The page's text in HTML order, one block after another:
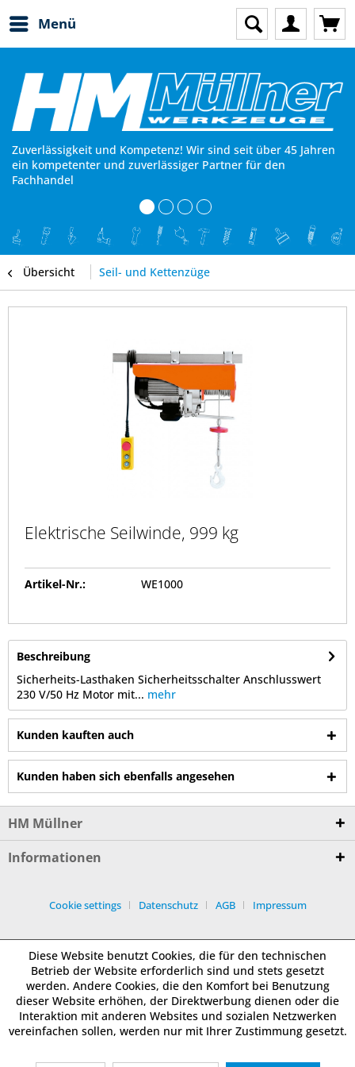
Menü
Zuverlässigkeit und Kompetenz! Wir sind seit über 45 Jahren
ein kompetenter und zuverlässiger Partner für den
Fachhandel
Übersicht Seil- und Kettenzüge
Elektrische Seilwinde, 999 kg
Artikel-Nr.: WE1000
Beschreibung
Sicherheits-Lasthaken Sicherheitsschalter Anschlusswert
230 V/50 Hz Motor mit... mehr
Kunden kauften auch
Kunden haben sich ebenfalls angesehen
HM Müllner
Informationen
Cookie settings Datenschutz AGB Impressum
Diese Website benutzt Cookies, die für den technischen
Betrieb der Website erforderlich sind und stets gesetzt
werden. Andere Cookies, die den Komfort bei Benutzung
dieser Website erhöhen, der Direktwerbung dienen oder die
Interaktion mit anderen Websites und sozialen Netzwerken
vereinfachen sollen, werden nur mit Ihrer Zustimmung gesetzt.